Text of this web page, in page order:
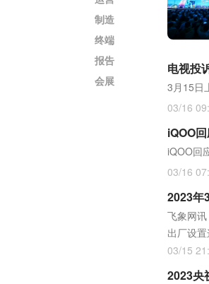
制造
终端
报告
会展
电视投
3月15日
03/16
iQOO
iQOO回
03/16
2023年
飞象网
出厂设
03/15
2023央